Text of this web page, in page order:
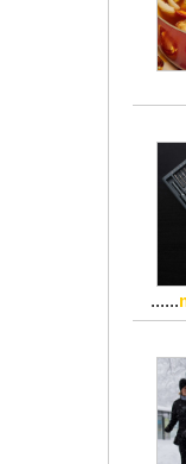
......